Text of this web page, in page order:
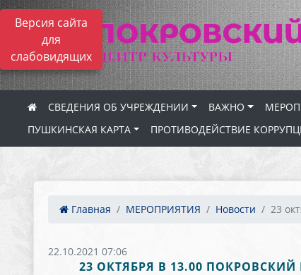
Версия сайта
для
слабовидящих
СВЕДЕНИЯ ОБ УЧРЕЖДЕНИИ ВАЖНО
ПУШКИНСКАЯ КАРТА
ПРОТИВОДЕЙСТВИЕ
Главная МЕРОПРИЯТИЯ Новости 23
22.10.2021 07:06
23 ОКТЯБРЯ В 13.00